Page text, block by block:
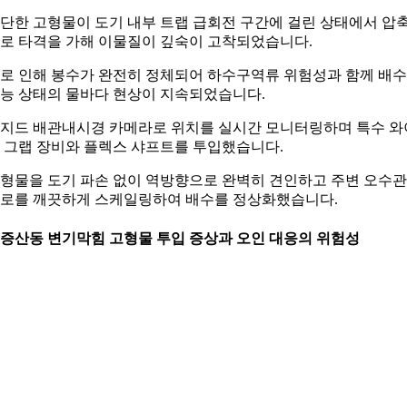
한 고형물이 도기 내부 트랩 급회전 구간에 걸린 상태에서 압
타격을 가해 이물질이 깊숙이 고착되었습니다.
인해 봉수가 완전히 정체되어 하수구역류 위험성과 함께 배수
상태의 물바다 현상이 지속되었습니다.
드 배관내시경 카메라로 위치를 실시간 모니터링하며 특수 와
그랩 장비와 플렉스 샤프트를 투입했습니다.
물을 도기 파손 없이 역방향으로 완벽히 견인하고 주변 오수관
를 깨끗하게 스케일링하여 배수를 정상화했습니다.
산동 변기막힘 고형물 투입 증상과 오인 대응의 위험성